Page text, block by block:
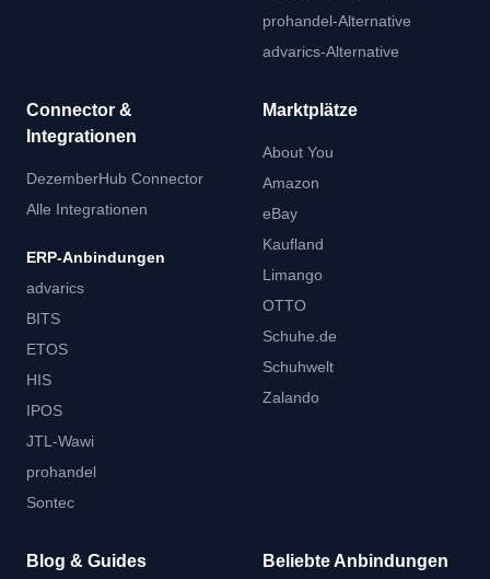
prohandel-Alternative
advarics-Alternative
Connector &
Integrationen
DezemberHub Connector
Alle Integrationen
ERP-Anbindungen
advarics
BITS
ETOS
HIS
IPOS
JTL-Wawi
prohandel
Sontec
Marktplätze
About You
Amazon
eBay
Kaufland
Limango
OTTO
Schuhe.de
Schuhwelt
Zalando
Blog & Guides Beliebte Anbindungen